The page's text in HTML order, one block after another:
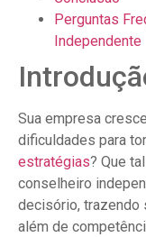
Perguntas
Independente
Sua empresa
dificuldades para
estratégias? Que
conselheiro
decisório, trazendo
além de